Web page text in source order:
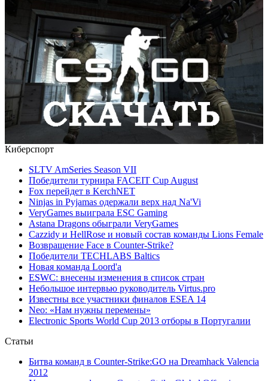
Киберспорт
SLTV AmSeries Season VII
Победители турнира FACEIT Cup August
Fox перейдет в KerchNET
Ninjas in Pyjamas одержали верх над Na'Vi
VeryGames выиграла ESC Gaming
Astana Dragons обыграли VeryGames
Cazzidy и HellRose и новый состав команды Lions Female
Возвращение Face в Counter-Strike?
Победители TECHLABS Baltics
Новая команда Loord'а
ESWC: внесены изменения в список стран
Небольшое интервью руководитель Virtus.pro
Известны все участники финалов ESEA 14
Neo: «Нам нужны перемены»
Electronic Sports World Cup 2013 отборы в Португалии
Статьи
Битва команд в Counter-Strike:GO на Dreamhack Valencia
2012